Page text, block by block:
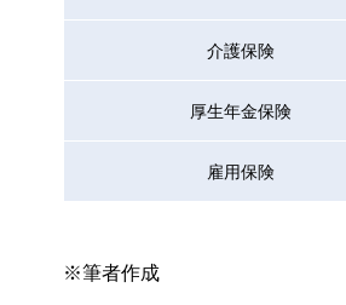
介護保険
厚生年金保険
雇用保険
※筆者作成